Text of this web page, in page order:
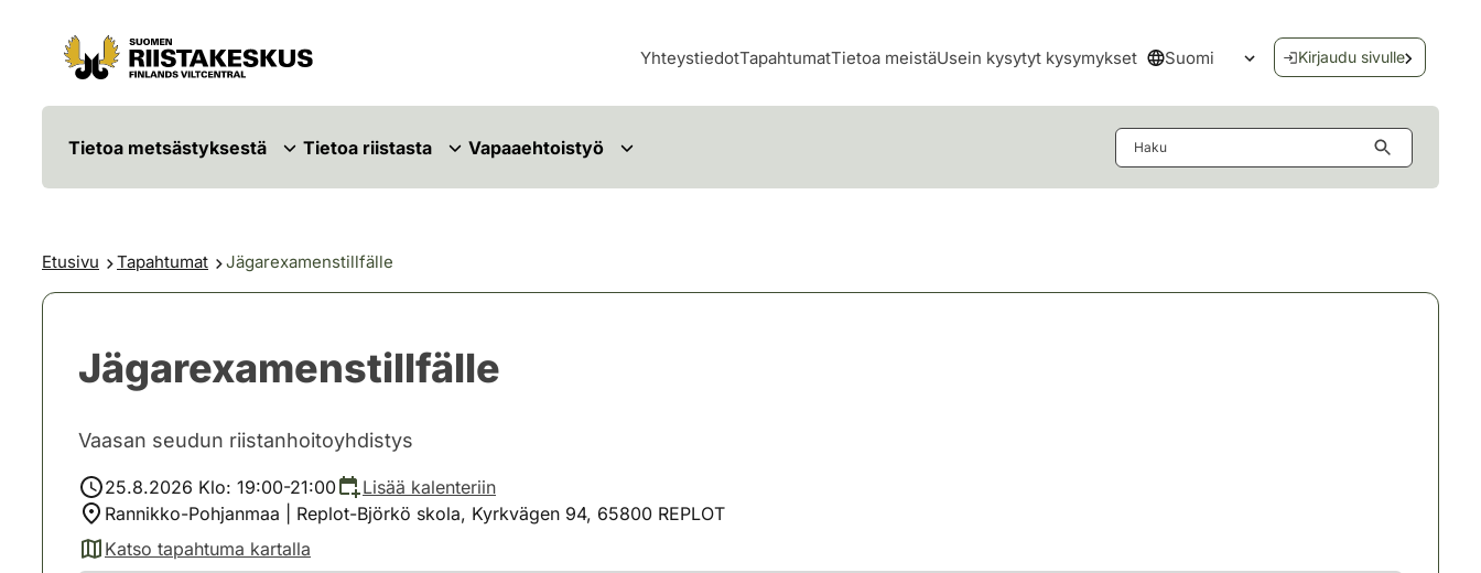
Siirry sisältöön
Siirry sivustokarttaan
YhteystiedotTapahtumatTietoa meistäUsein kysytyt kysymykset Suomi
Avaa kielivalikko
Kirjaudu sivulle
Tietoa metsästyksestä Tietoa riistasta Vapaaehtoistyö
Etusivu Tapahtumat Jägarexamenstillfälle
Jägarexamenstillfälle
Vaasan seudun riistanhoitoyhdistys
25.8.2026 Klo: 19:00-21:00
Lisää kalenteriin
Rannikko-Pohjanmaa | Replot-Björkö skola, Kyrkvägen 94, 65800 REPLOT
Katso tapahtuma kartalla
(avautuu uuteen välilehteen)